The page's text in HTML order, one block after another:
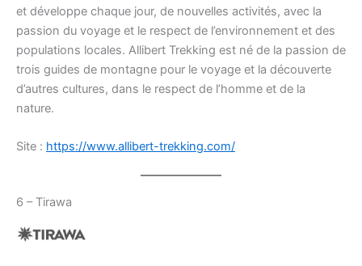
et développe chaque jour, de nouvelles activités, avec la
passion du voyage et le respect de l’environnement et des
populations locales. Allibert Trekking est né de la passion de
trois guides de montagne pour le voyage et la découverte
d’autres cultures, dans le respect de l’homme et de la
nature.
Site : https://www.allibert-trekking.com/
6 – Tirawa